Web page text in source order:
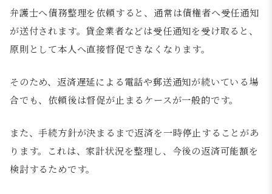
弁護士へ債務整理を依頼すると、通常は債権者へ受任通知
が送付されます。貸金業者などは受任通知を受け取ると、
原則として本人へ直接督促できなくなります。
そのため、返済遅延による電話や郵送通知が続いている場
合でも、依頼後は督促が止まるケースが一般的です。
また、手続方針が決まるまで返済を一時停止することがあ
ります。これは、家計状況を整理し、今後の返済可能額を
検討するためです。